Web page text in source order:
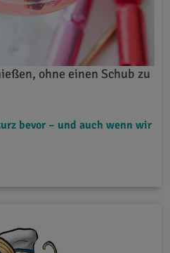
ohne einen Schub zu
bevor – und auch wenn wir